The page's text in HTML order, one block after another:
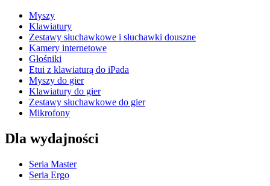
Myszy
Klawiatury
Zestawy słuchawkowe i słuchawki douszne
Kamery internetowe
Głośniki
Etui z klawiaturą do iPada
Myszy do gier
Klawiatury do gier
Zestawy słuchawkowe do gier
Mikrofony
Dla wydajności
Seria Master
Seria Ergo